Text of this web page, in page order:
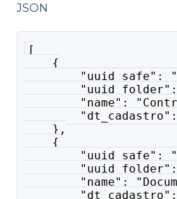
JSON
[
    {
"uuid_safe":
"name":
    },
    {
"uuid_safe":
"name":